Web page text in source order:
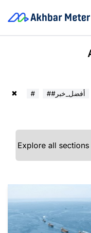
# ##أفضل_خبر